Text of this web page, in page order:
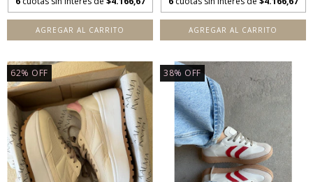
AGREGAR AL CARRITO AGREGAR AL CARRITO
62% OFF 38% OFF